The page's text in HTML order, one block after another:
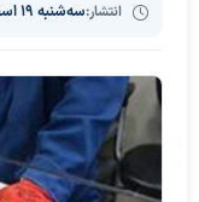
انتشار:سه‌شنبه ۱۹ اسفند ۱۴۰۴، ساعت ۱۱:۴۲